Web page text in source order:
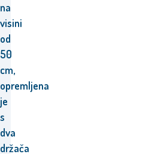
na
visini
od
50
cm,
opremljena
je
s
dva
držača